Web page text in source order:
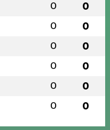
0 0
0 0
0 0
0 0
0 0
0 0